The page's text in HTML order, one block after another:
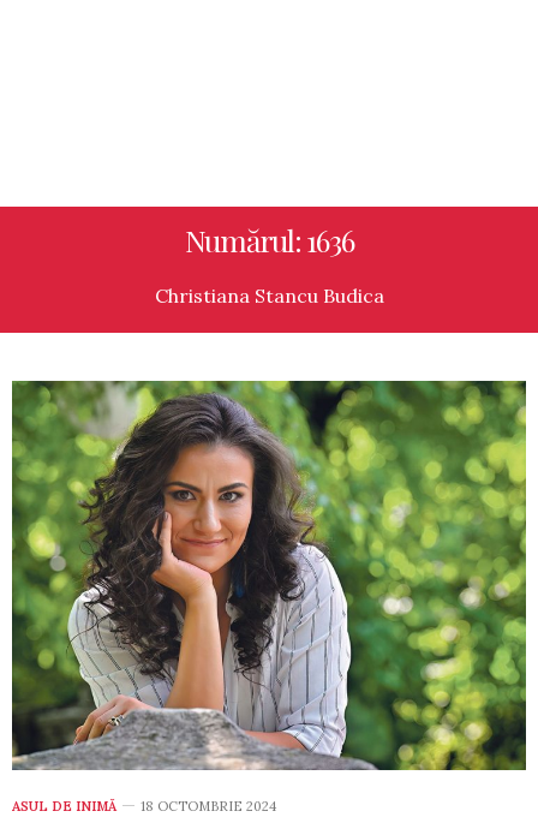
Numărul: 1636
Christiana Stancu Budica
ASUL DE INIMĂ 18 OCTOMBRIE 2024